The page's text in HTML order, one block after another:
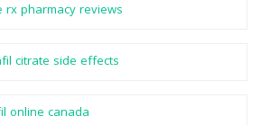
rx pharmacy reviews
citrate side effects
online canada